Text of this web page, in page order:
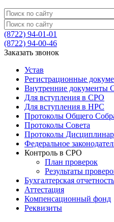
(8722) 94-01-01
(8722) 94-00-46
Заказать звонок
Устав
Регистрационные
Внутренние документы
Для вступления в СРО
Для вступления в НРС
Протоколы Общего
Протоколы Совета
Протоколы
Федеральное
Контроль в СРО
План проверок
Результаты
Бухгалтерская отчетность
Аттестация
Компенсационный фонд
Реквизиты